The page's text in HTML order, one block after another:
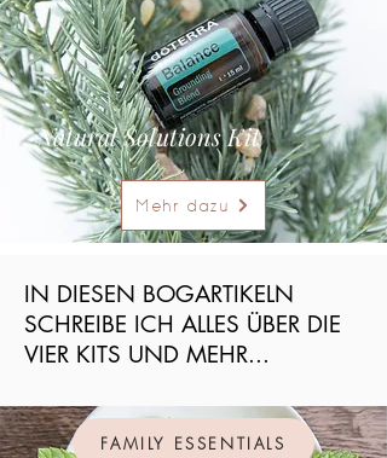
Natural Solutions Kit
Mehr dazu
IN DIESEN BOGARTIKELN
SCHREIBE ICH ALLES ÜBER DIE
VIER KITS UND MEHR...
FAMILY ESSENTIALS